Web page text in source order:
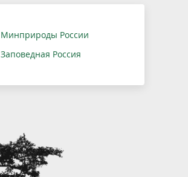
Минприроды России
Заповедная Россия